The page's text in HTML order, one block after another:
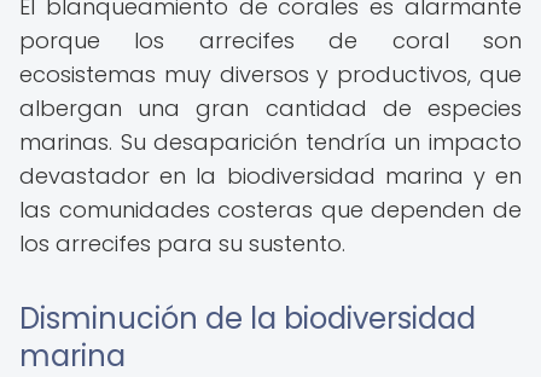
El blanqueamiento de corales es alarmante
porque los arrecifes de coral son
ecosistemas muy diversos y productivos, que
albergan una gran cantidad de especies
marinas. Su desaparición tendría un impacto
devastador en la biodiversidad marina y en
las comunidades costeras que dependen de
los arrecifes para su sustento.
Disminución de la biodiversidad
marina